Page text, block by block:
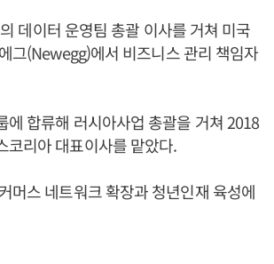
데이터 운영팀 총괄 이사를 거쳐 미국
그(Newegg)에서 비즈니스 관리 책임자
에 합류해 러시아사업 총괄을 거쳐 2018
코리아 대표이사를 맡았다.
머스 네트워크 확장과 청년인재 육성에